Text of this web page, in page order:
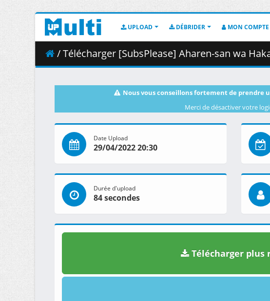
UPLOAD DÉBRIDER MON COMPTE
/ Télécharger [SubsPlease] Aharen-san wa
Nous vous conseillons fortement de prendre
Merci de désactiver votre
Date Upload
29/04/2022 20:30
Durée d'upload
84 secondes
Télécharger plus